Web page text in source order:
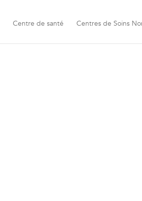
Centre de santé Centres de Soins